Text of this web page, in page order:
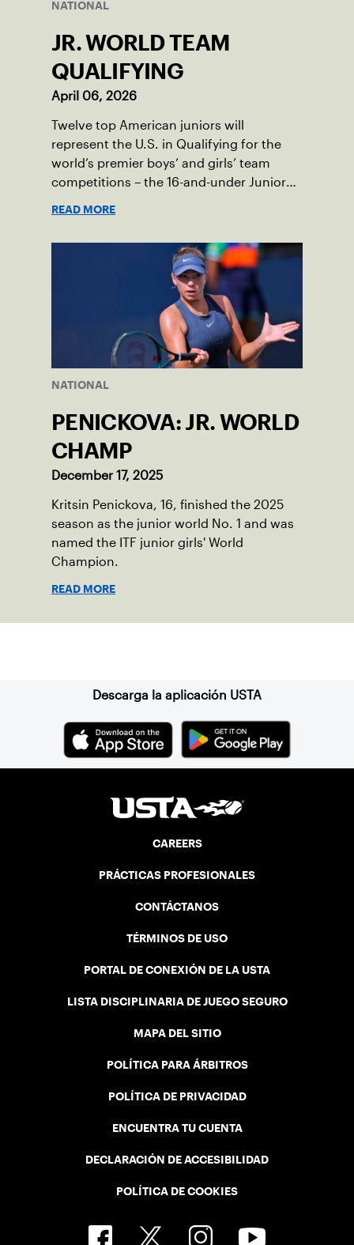
NATIONAL
JR. WORLD TEAM
QUALIFYING
April 06, 2026
Twelve top American juniors will
represent the U.S. in Qualifying for the
world’s premier boys’ and girls’ team
competitions – the 16-and-under Junior
READ MORE
NATIONAL
PENICKOVA: JR. WORLD
CHAMP
December 17, 2025
Kritsin Penickova, 16, finished the 2025
season as the junior world No. 1 and was
named the ITF junior girls' World
Champion.
READ MORE
Descarga la aplicación USTA
CAREERS
PRÁCTICAS PROFESIONALES
CONTÁCTANOS
TÉRMINOS DE USO
PORTAL DE CONEXIÓN DE LA USTA
LISTA DISCIPLINARIA DE JUEGO SEGURO
MAPA DEL SITIO
POLÍTICA PARA ÁRBITROS
POLÍTICA DE PRIVACIDAD
ENCUENTRA TU CUENTA
DECLARACIÓN DE ACCESIBILIDAD
POLÍTICA DE COOKIES